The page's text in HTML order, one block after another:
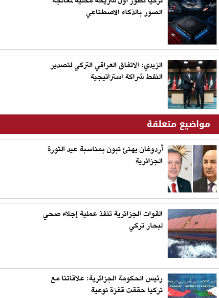
الصور بالذكاء الاصطناعي
الزيدي: الاتفاق العراقي التركي لتصدير
النفط شراكة استراتيجية
مواضيع متعلقة
أردوغان يهنئ تبون بمناسبة عيد الثورة
الجزائرية
القوات الجزائرية تنفذ عملية إجلاء صحي
لبحار تركي
رئيس الحكومة الجزائرية: علاقاتنا مع
تركيا حققت قفزة نوعية